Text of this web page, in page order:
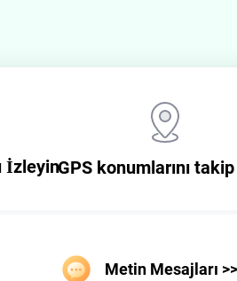
İzleyinGPS konumlarını
Metin Mesajları >>